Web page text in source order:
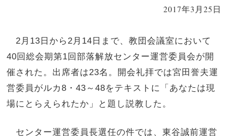
2017年3月25日
2月13日から2月14日まで、教団会議室において
40回総会期第1回部落解放センター運営委員会が開
催された。出席者は23名。開会礼拝では宮田誉夫運
営委員がルカ8・43～48をテキストに「あなたは現
場にとらえられたか」と題し説教した。
センター運営委員長選任の件では、東谷誠前運営